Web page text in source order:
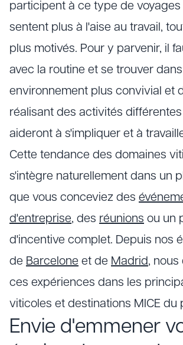
participent à ce type de
sentent plus à l'aise au travail,
plus motivés. Pour y parvenir, il
avec la routine et se trouver
environnement plus convivial et
réalisant des activités
aideront à s'impliquer et à
Cette tendance des domaines
s'intègre naturellement dans un
que vous conceviez des
d'entreprise, des réunions ou un
d'incentive complet. Depuis nos
de Barcelone et de Madrid, nous
ces expériences dans les
viticoles et destinations MICE du
Envie d'emmener